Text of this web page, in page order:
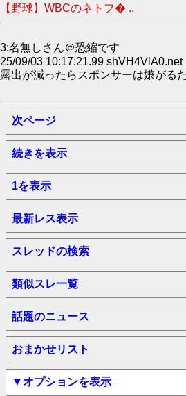
【野球】WBCのネトフ� ..
3:名無しさん＠恐縮です
25/09/03 10:17:21.99 shVH4VlA0.net
露出が減ったらスポンサーは嫌がる
次ページ
続きを表示
1を表示
最新レス表示
スレッドの検索
類似スレ一覧
話題のニュース
おまかせリスト
▼オプションを表示